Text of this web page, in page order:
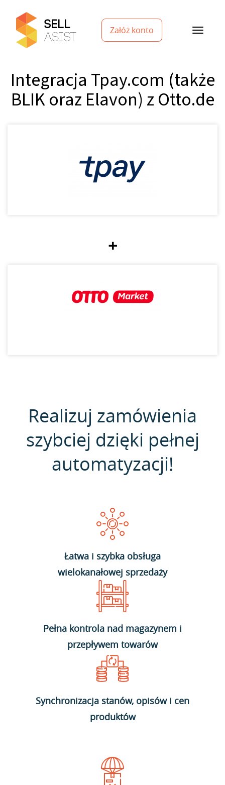
Załóż konto
Integracja Tpay.com (także
BLIK oraz Elavon) z Otto.de
+
Realizuj zamówienia
szybciej dzięki pełnej
automatyzacji!
Łatwa i szybka obsługa
wielokanałowej sprzedaży
Pełna kontrola nad magazynem i
przepływem towarów
Synchronizacja stanów, opisów i cen
produktów